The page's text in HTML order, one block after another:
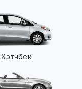
Хэтчбек